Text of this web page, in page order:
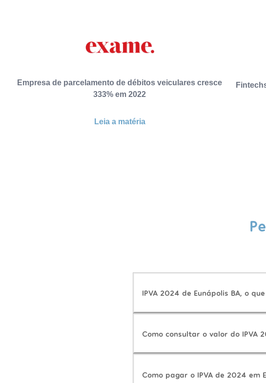
Empresa de parcelamento de débitos veiculares cresce
333% em 2022
Leia a matéria
IPVA 2024 de Eunápolis BA, o que
Como consultar o valor do IPVA
Como pagar o IPVA de 2024 em